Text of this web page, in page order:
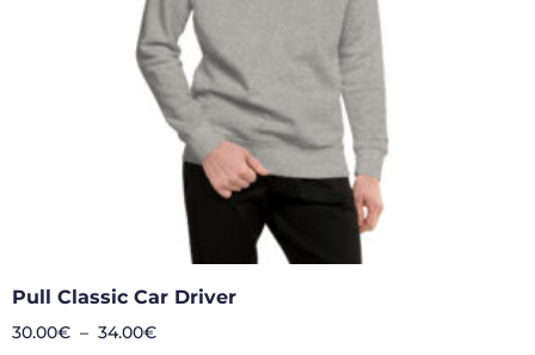
Pull Classic Car Driver
30.00€ – 34.00€